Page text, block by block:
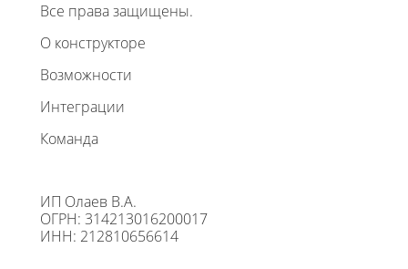
Все права защищены.
О конструкторе
Возможности
Интеграции
Команда
ИП Олаев В.А.
ОГРН: 314213016200017
ИНН: 212810656614